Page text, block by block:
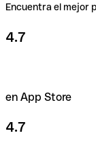
Encuentra el mejor
4.7
en App Store
4.7